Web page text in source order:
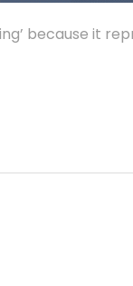
because it